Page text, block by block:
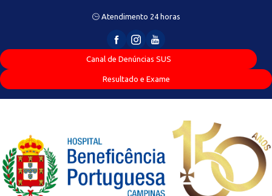
Atendimento 24 horas
Canal de Denúncias SUS
Resultado e Exame